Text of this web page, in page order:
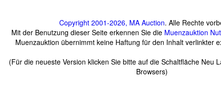
Copyright 2001-2026, MA Auction. Alle Rechte
Mit der Benutzung dieser Seite erkennen Sie die Muenzauktion
Muenzauktion übernimmt keine Haftung für den Inhalt verlinkter
(Für die neueste Version klicken Sie bitte auf die Schaltfläche Neu
Browsers)